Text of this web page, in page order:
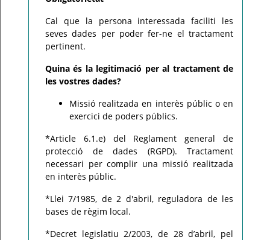
Cal que la persona interessada faciliti les
seves dades per poder fer-ne el tractament
pertinent.
Quina és la legitimació per al tractament de
les vostres dades?
Missió realitzada en interès públic o en
exercici de poders públics.
*Article 6.1.e) del Reglament general de
protecció de dades (RGPD). Tractament
necessari per complir una missió realitzada
en interès públic.
*Llei 7/1985, de 2 d'abril, reguladora de les
bases de règim local.
*Decret legislatiu 2/2003, de 28 d’abril, pel